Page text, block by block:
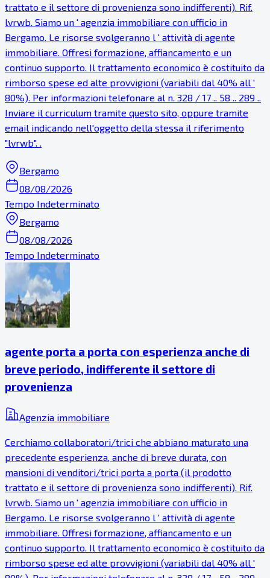
trattato e il settore di provenienza sono indifferenti). Rif.
lvrwb. Siamo un ' agenzia immobiliare con ufficio in
Bergamo. Le risorse svolgeranno l ' attività di agente
immobiliare. Offresi formazione, affiancamento e un
continuo supporto. Il trattamento economico è costituito da
rimborso spese ed alte provvigioni (variabili dal 40% all '
80%). Per informazioni telefonare al n. 328 / 17 .. 58 .. 289 ..
Inviare il curriculum tramite questo sito, oppure tramite
email indicando nell'oggetto della stessa il riferimento
"lvrwb". .
Bergamo
08/08/2026
Tempo Indeterminato
Bergamo
08/08/2026
Tempo Indeterminato
agente porta a porta con esperienza anche di
breve periodo, indifferente il settore di
provenienza
Agenzia immobiliare
Cerchiamo collaboratori/trici che abbiano maturato una
precedente esperienza, anche di breve durata, con
mansioni di venditori/trici porta a porta (il prodotto
trattato e il settore di provenienza sono indifferenti). Rif.
lvrwb. Siamo un ' agenzia immobiliare con ufficio in
Bergamo. Le risorse svolgeranno l ' attività di agente
immobiliare. Offresi formazione, affiancamento e un
continuo supporto. Il trattamento economico è costituito da
rimborso spese ed alte provvigioni (variabili dal 40% all '